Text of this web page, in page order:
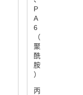
P
A
6
（
聚
酰
胺
）
丙